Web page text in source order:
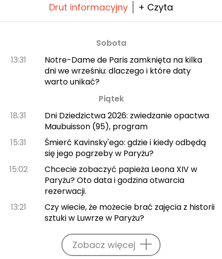
Drut informacyjny + Czyta
Sobota
13:31
Notre-Dame de Paris zamknięta na kilka
dni we wrześniu: dlaczego i które daty
warto unikać?
Piątek
18:31
Dni Dziedzictwa 2026: zwiedzanie opactwa
Maubuisson (95), program
15:31
Śmierć Kavinsky'ego: gdzie i kiedy odbędą
się jego pogrzeby w Paryżu?
15:02
Chcecie zobaczyć papieża Leona XIV w
Paryżu? Oto data i godzina otwarcia
rezerwacji.
13:21
Czy wiecie, że możecie brać zajęcia z historii
sztuki w Luwrze w Paryżu?
Zobacz więcej